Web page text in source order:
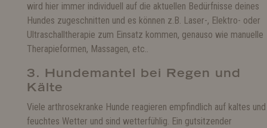
wird hier immer individuell auf die aktuellen Bedürfnisse deines
Hundes zugeschnitten und es können z.B. Laser-, Elektro- oder
Ultraschalltherapie zum Einsatz kommen, genauso wie manuelle
Therapieformen, Massagen, etc..
3. Hundemantel bei Regen und
Kälte
Viele arthrosekranke Hunde reagieren empfindlich auf kaltes und
feuchtes Wetter und sind wetterfühlig. Ein gutsitzender